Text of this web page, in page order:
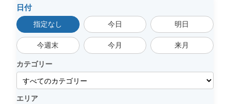
日付
指定なし 今日 明日
今週末 今月 来月
カテゴリー
エリア